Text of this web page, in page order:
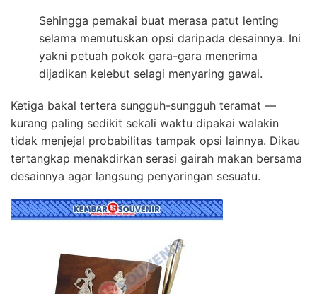
Sehingga pemakai buat merasa patut lenting
selama memutuskan opsi daripada desainnya. Ini
yakni petuah pokok gara-gara menerima
dijadikan kelebut selagi menyaring gawai.
Ketiga bakal tertera sungguh-sungguh teramat —
kurang paling sedikit sekali waktu dipakai walakin
tidak menjejal probabilitas tampak opsi lainnya. Dikau
tertangkap menakdirkan serasi gairah makan bersama
desainnya agar langsung penyaringan sesuatu.